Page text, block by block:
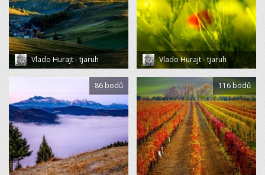
Vlado Hurajt - tjaruh Vlado Hurajt - tjaruh
86 bodů 116 bodů